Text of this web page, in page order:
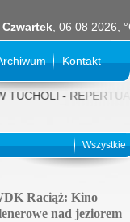
Czwartek , 06 08 2026,
Kontakt
-
Wszystkie
Raciąż: Kino
nad jeziorem